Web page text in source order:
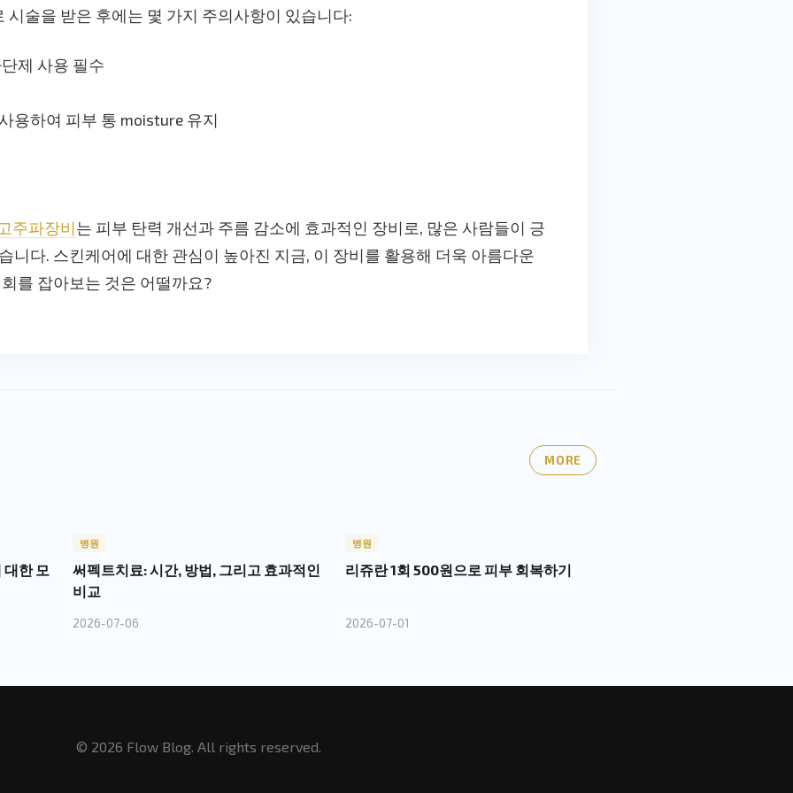
시술을 받은 후에는 몇 가지 주의사항이 있습니다:
제 사용 필수
용하여 피부 통 moisture 유지
주파장비는 피부 탄력 개선과 주름 감소에 효과적인 장비로, 많은 사람들이 긍
니다. 스킨케어에 대한 관심이 높아진 지금, 이 장비를 활용해 더욱 아름다운
를 잡아보는 것은 어떨까요?
MORE
한 모
병원
써펙트치료: 시간, 방법, 그리고 효과적인
비교
2026-07-06
병원
리쥬란 1회 500원으로 피부 회복하기
2026-07-01
© 2026 Flow Blog. All rights reserved.